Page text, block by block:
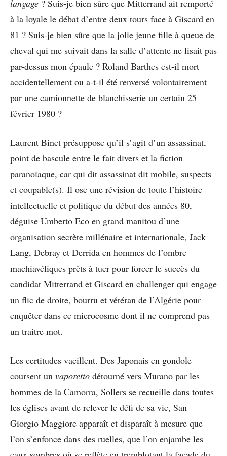
langage ? Suis-je bien sûre que Mitterrand ait remporté
à la loyale le débat d’entre deux tours face à Giscard en
81 ? Suis-je bien sûre que la jolie jeune fille à queue de
cheval qui me suivait dans la salle d’attente ne lisait pas
par-dessus mon épaule ? Roland Barthes est-il mort
accidentellement ou a-t-il été renversé volontairement
par une camionnette de blanchisserie un certain 25
février 1980 ?
Laurent Binet présuppose qu’il s’agit d’un assassinat,
point de bascule entre le fait divers et la fiction
paranoïaque, car qui dit assassinat dit mobile, suspects
et coupable(s). Il ose une révision de toute l’histoire
intellectuelle et politique du début des années 80,
déguise Umberto Eco en grand manitou d’une
organisation secrète millénaire et internationale, Jack
Lang, Debray et Derrida en hommes de l’ombre
machiavéliques prêts à tuer pour forcer le succès du
candidat Mitterrand et Giscard en challenger qui engage
un flic de droite, bourru et vétéran de l’Algérie pour
enquêter dans ce microcosme dont il ne comprend pas
un traitre mot.
Les certitudes vacillent. Des Japonais en gondole
coursent un vaporetto détourné vers Murano par les
hommes de la Camorra, Sollers se recueille dans toutes
les églises avant de relever le défi de sa vie, San
Giorgio Maggiore apparaît et disparaît à mesure que
l’on s’enfonce dans des ruelles, que l’on enjambe les